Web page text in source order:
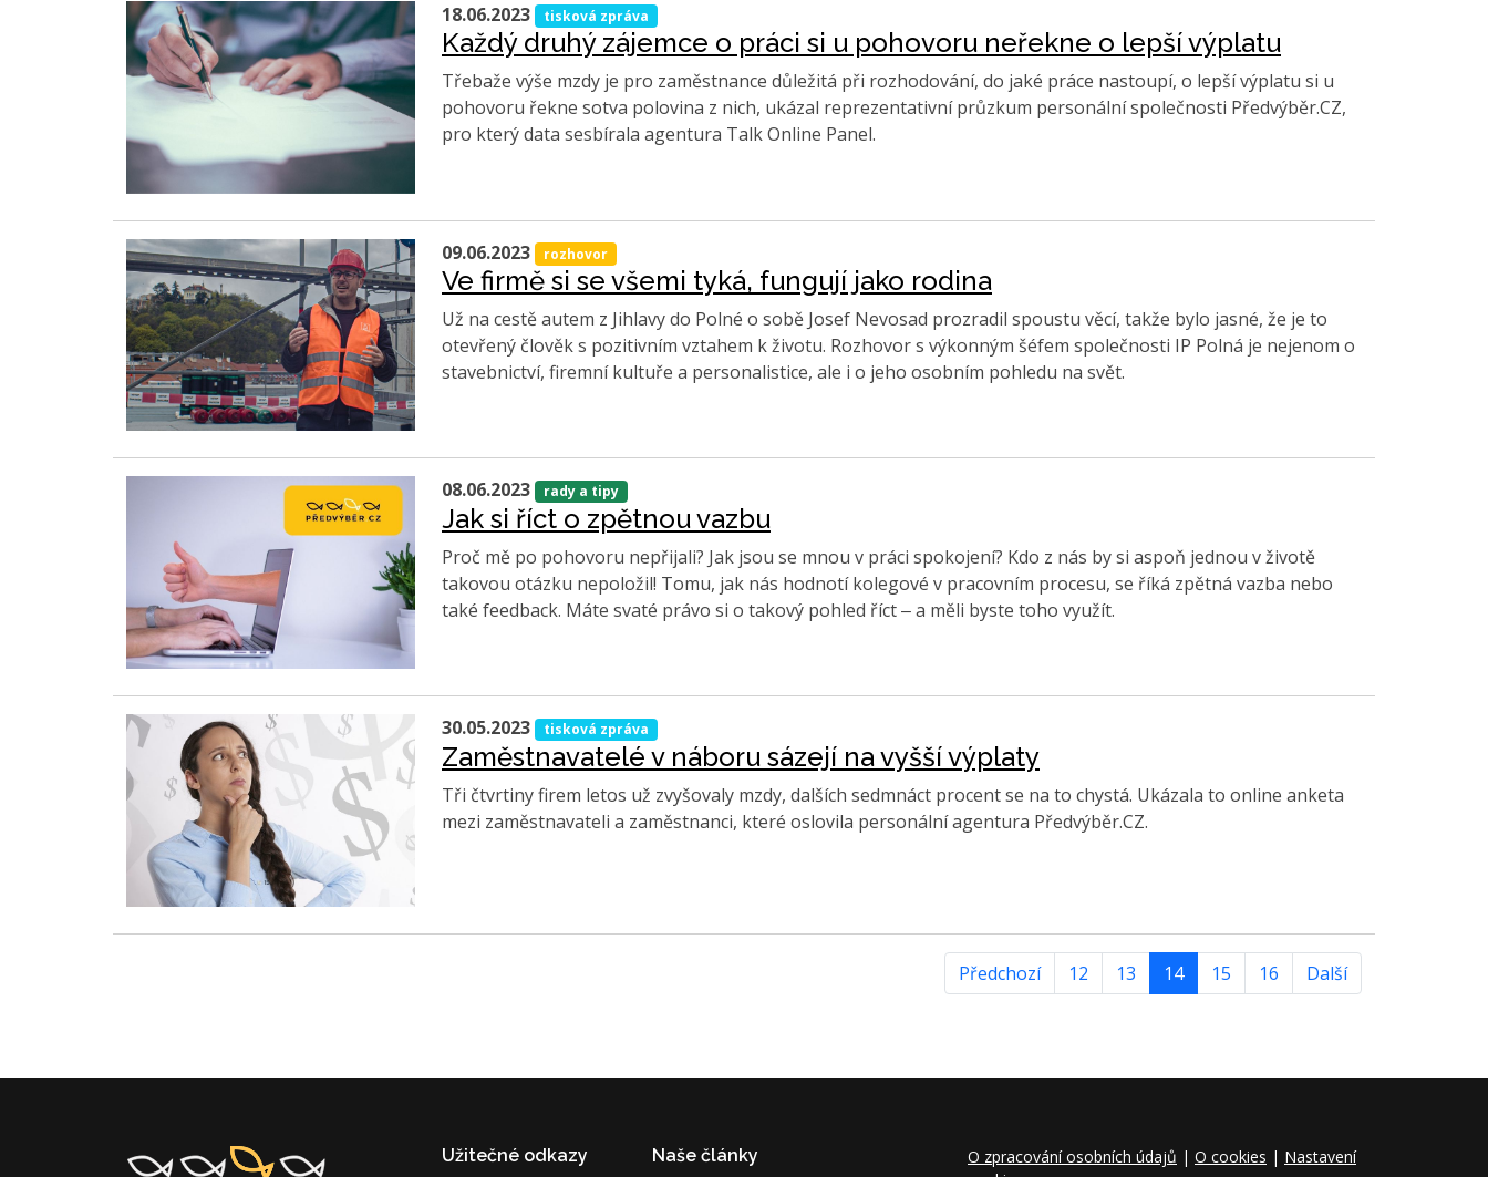
18.06.2023 tisková zpráva
Každý druhý zájemce o práci si u pohovoru neřekne o lepší výplatu
Třebaže výše mzdy je pro zaměstnance důležitá při rozhodování, do jaké práce nastoupí, o lepší výplatu si u
pohovoru řekne sotva polovina z nich, ukázal reprezentativní průzkum personální společnosti Předvýběr.CZ,
pro který data sesbírala agentura Talk Online Panel.
09.06.2023 rozhovor
Ve firmě si se všemi tyká, fungují jako rodina
Už na cestě autem z Jihlavy do Polné o sobě Josef Nevosad prozradil spoustu věcí, takže bylo jasné, že je to
otevřený člověk s pozitivním vztahem k životu. Rozhovor s výkonným šéfem společnosti IP Polná je nejenom o
stavebnictví, firemní kultuře a personalistice, ale i o jeho osobním pohledu na svět.
08.06.2023 rady a tipy
Jak si říct o zpětnou vazbu
Proč mě po pohovoru nepřijali? Jak jsou se mnou v práci spokojení? Kdo z nás by si aspoň jednou v životě
takovou otázku nepoložil! Tomu, jak nás hodnotí kolegové v pracovním procesu, se říká zpětná vazba nebo
také feedback. Máte svaté právo si o takový pohled říct ‒ a měli byste toho využít.
30.05.2023 tisková zpráva
Zaměstnavatelé v náboru sázejí na vyšší výplaty
Tři čtvrtiny firem letos už zvyšovaly mzdy, dalších sedmnáct procent se na to chystá. Ukázala to online anketa
mezi zaměstnavateli a zaměstnanci, které oslovila personální agentura Předvýběr.CZ.
Předchozí 12 13 14 15 16 Další
Užitečné odkazy Naše články O zpracování osobních údajů | O cookies | Nastavení